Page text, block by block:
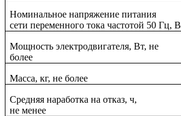
Номинальное напряжение питания
сети переменного тока частотой 50 Гц, В
Мощность электродвигателя, Вт, не
более
Масса, кг, не более
Средняя наработка на отказ, ч,
не менее